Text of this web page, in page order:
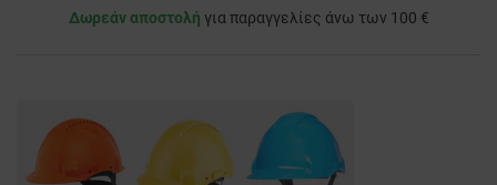
Δωρεάν αποστολή για παραγγελίες άνω των 100 €